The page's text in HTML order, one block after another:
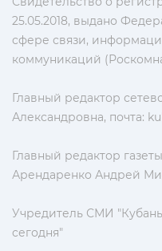
25.05.2018, выдано
сфере связи,
коммуникаций
Главный редактор
Александровна, почта:
Главный редактор
Арендаренко Андрей
Учредитель СМИ
сегодня"